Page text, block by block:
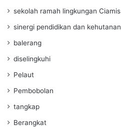
sekolah ramah lingkungan Ciamis
sinergi pendidikan dan kehutanan
balerang
diselingkuhi
Pelaut
Pembobolan
tangkap
Berangkat